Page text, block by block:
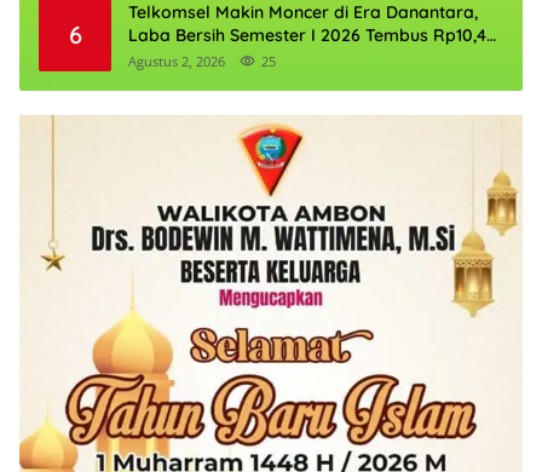
6
Telkomsel Makin Moncer di Era Danantara,
Laba Bersih Semester I 2026 Tembus Rp10,4
Triliun
Agustus 2, 2026 25